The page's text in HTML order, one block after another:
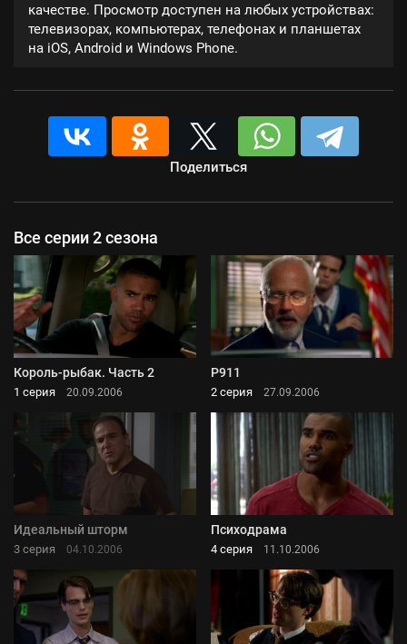
качестве. Просмотр доступен на любых устройствах:
телевизорах, компьютерах, телефонах и планшетах
на iOS, Android и Windows Phone.
Поделиться
Все серии 2 сезона
Король-рыбак. Часть 2
1 серия 20.09.2006
P911
2 серия 27.09.2006
Идеальный шторм
3 серия 04.10.2006
Психодрама
4 серия 11.10.2006